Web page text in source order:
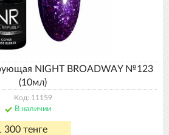
NIGHT BROADWAY №123
(10мл)
Код: 11159
В наличии
300 тенге